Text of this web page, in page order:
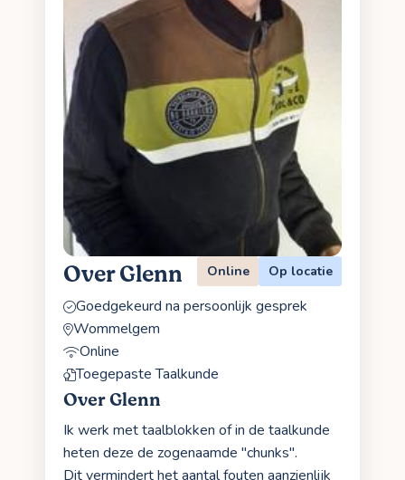
Over Glenn Online Op locatie
Goedgekeurd na persoonlijk gesprek
Wommelgem
Online
Toegepaste Taalkunde
Over Glenn
Ik werk met taalblokken of in de taalkunde
heten deze de zogenaamde "chunks".
Dit vermindert het aantal fouten aanzienlijk